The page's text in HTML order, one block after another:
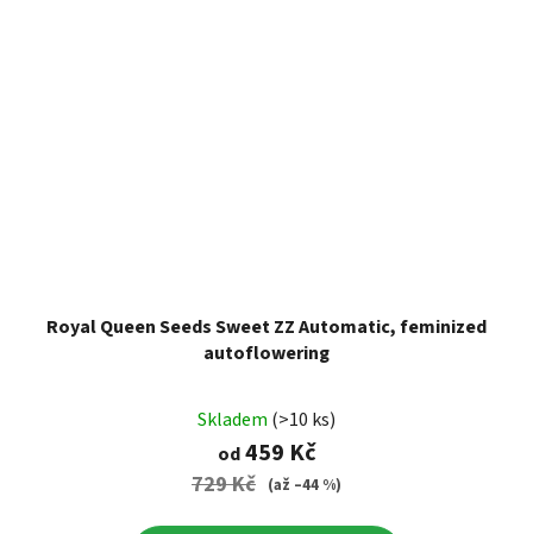
Royal Queen Seeds Sweet ZZ Automatic, feminized
autoflowering
Skladem (>10 ks)
od459 Kč
729 Kč (až –44 %)